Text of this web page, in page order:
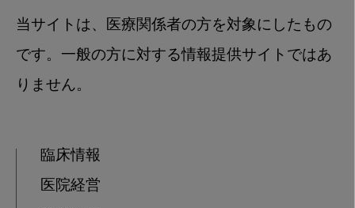
当サイトは、医療関係者の方を対象にしたもの
です。一般の方に対する情報提供サイトではあ
りません。
臨床情報
医院経営